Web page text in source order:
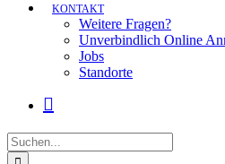
KONTAKT
Weitere Fragen?
Unverbindlich Online
Jobs
Standorte
Suche
nach: